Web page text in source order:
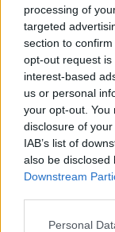
processing of
targeted
section to
opt-out request
interest-based
us or personal
your opt-out. You
disclosure of
IAB’s list of
also be disclosed
Downstream
Personal
VIDEOS
Tι θα
όλοι οι